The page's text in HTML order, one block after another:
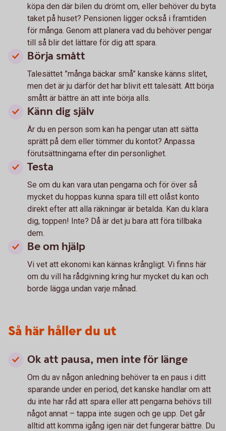
köpa den där bilen du drömt om, eller behöver du byta
taket på huset? Pensionen ligger också i framtiden
för många. Genom att planera vad du behöver pengar
till så blir det lättare för dig att spara.
Börja smått
Talesättet ”många bäckar små” kanske känns slitet,
men det är ju därför det har blivit ett talesätt. Att börja
smått är bättre än att inte börja alls.
Känn dig själv
Är du en person som kan ha pengar utan att sätta
sprätt på dem eller tömmer du kontot? Anpassa
förutsättningarna efter din personlighet.
Testa
Se om du kan vara utan pengarna och för över så
mycket du hoppas kunna spara till ett olåst konto
direkt efter att alla räkningar är betalda. Kan du klara
dig, toppen! Inte? Då är det ju bara att föra tillbaka
dem.
Be om hjälp
Vi vet att ekonomi kan kännas krångligt. Vi finns här
om du vill ha rådgivning kring hur mycket du kan och
borde lägga undan varje månad.
Så här håller du ut
Ok att pausa, men inte för länge
Om du av någon anledning behöver ta en paus i ditt
sparande under en period, det kanske handlar om att
du inte har råd att spara eller att pengarna behövs till
något annat – tappa inte sugen och ge upp. Det går
alltid att komma igång igen när det fungerar bättre. Du